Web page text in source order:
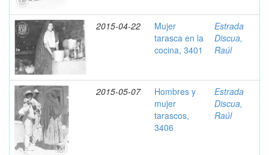
2015-04-22
Mujer
tarasca en la
cocina, 3401
Estrada
Discua,
Raúl
2015-05-07
Hombres y
mujer
tarascos,
3406
Estrada
Discua,
Raúl